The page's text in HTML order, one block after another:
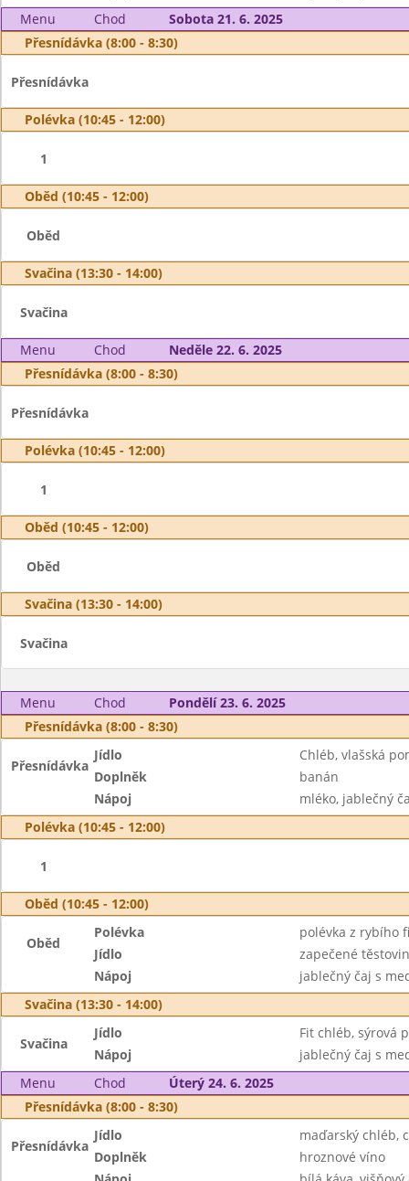
Menu
Chod
Sobota 21. 6. 2025
Přesnídávka (8:00 - 8:30)
Přesnídávka
Polévka (10:45 - 12:00)
1
Oběd (10:45 - 12:00)
Oběd
Svačina (13:30 - 14:00)
Svačina
Menu Chod
Neděle 22. 6. 2025
Přesnídávka (8:00 - 8:30)
Přesnídávka
Polévka (10:45 - 12:00)
1
Oběd (10:45 - 12:00)
Oběd
Svačina (13:30 - 14:00)
Svačina
Menu Chod
Pondělí 23. 6. 2025
Přesnídávka (8:00 - 8:30)
Přesnídávka
Jídlo
Chléb, vlašská
Doplněk
banán
Nápoj
mléko, jablečný
Polévka (10:45 - 12:00)
1
Oběd (10:45 - 12:00)
Oběd
Polévka
polévka z rybího
Jídlo
zapečené
Nápoj
jablečný čaj s
Svačina (13:30 - 14:00)
Svačina
Jídlo
Fit chléb, sýrová
Nápoj
jablečný čaj s
Menu
Chod
Úterý 24. 6. 2025
Přesnídávka (8:00 - 8:30)
Přesnídávka
Jídlo
maďarský chléb,
Doplněk
hroznové víno